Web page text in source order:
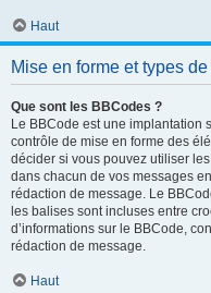
Haut
Mise en forme et types
Que sont les BBCodes ?
Le BBCode est une implantation
contrôle de mise en forme des
décider si vous pouvez utiliser
dans chacun de vos messages
rédaction de message. Le
les balises sont incluses entre
d’informations sur le BBCode,
rédaction de message.
Haut